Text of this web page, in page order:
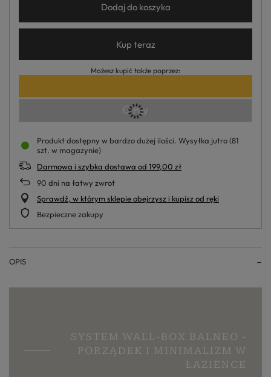
Dodaj do koszyka
Kup teraz
Możesz kupić także poprzez:
Produkt dostępny w bardzo dużej ilości Wysyłka jutro(81
szt. w magazynie)
Darmowa i szybka dostawa od 199,00 zł
90 dni na łatwy zwrot
Sprawdź, w którym sklepie obejrzysz i kupisz od ręki
Bezpieczne zakupy
OPIS
SYSTEM WALL-BOX BALNEO -
PORZĄDEK I MINIMALIZM W
ŁAZIENCE